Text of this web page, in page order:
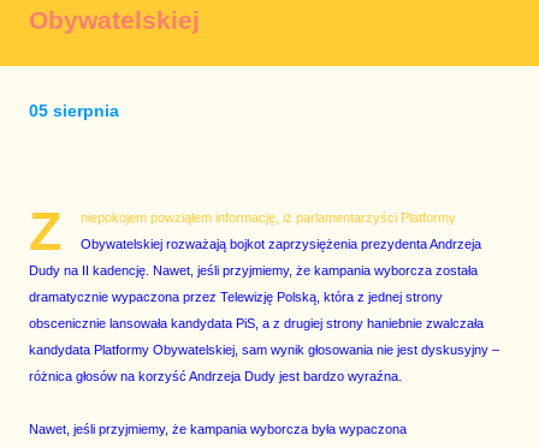
Obywatelskiej
05 sierpnia
Z
niepokojem powziąłem informację, iż parlamentarzyści Platformy
Obywatelskiej rozważają bojkot zaprzysiężenia prezydenta Andrzeja
Dudy na II kadencję. Nawet, jeśli przyjmiemy, że kampania wyborcza została
dramatycznie wypaczona przez Telewizję Polską, która z jednej strony
obscenicznie lansowała kandydata PiS, a z drugiej strony haniebnie zwalczała
kandydata Platformy Obywatelskiej, sam wynik głosowania nie jest dyskusyjny –
różnica głosów na korzyść Andrzeja Dudy jest bardzo wyraźna.
Nawet, jeśli przyjmiemy, że kampania wyborcza była wypaczona